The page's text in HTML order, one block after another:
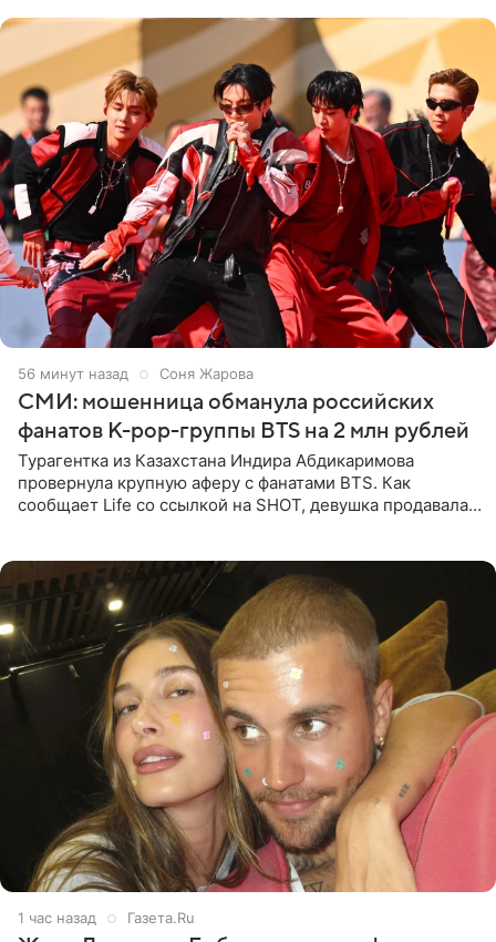
56 минут назад Соня Жарова
СМИ: мошенница обманула российских
фанатов K-pop-группы BTS на 2 млн рублей
Турагентка из Казахстана Индира Абдикаримова
провернула крупную аферу с фанатами BTS. Как
сообщает Life со ссылкой на SHOT, девушка продавала
1 час назад Газета.Ru